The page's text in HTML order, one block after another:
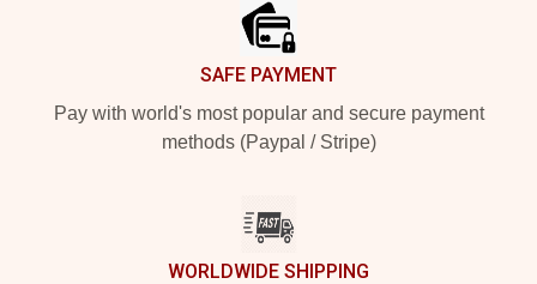
SAFE PAYMENT
Pay with world's most popular and secure payment
methods (Paypal / Stripe)
WORLDWIDE SHIPPING